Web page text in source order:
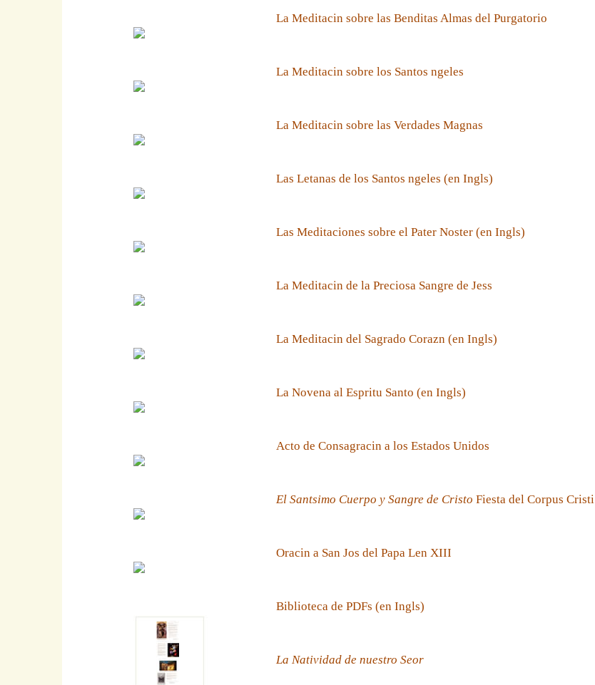
La Meditacin sobre las Benditas Almas del Purgatorio
La Meditacin sobre los Santos ngeles
La Meditacin sobre las Verdades Magnas
Las Letanas de los Santos ngeles (en Ingls)
Las Meditaciones sobre el Pater Noster (en Ingls)
La Meditacin de la Preciosa Sangre de Jess
La Meditacin del Sagrado Corazn (en Ingls)
La Novena al Espritu Santo (en Ingls)
Acto de Consagracin a los Estados Unidos
El Santsimo Cuerpo y Sangre de Cristo Fiesta del Corpus Cristi
Oracin a San Jos del Papa Len XIII
Biblioteca de PDFs (en Ingls)
La Natividad de nuestro Seor